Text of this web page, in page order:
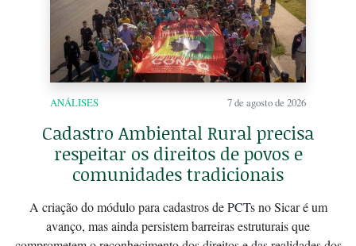
ANÁLISES 7 de agosto de 2026
Cadastro Ambiental Rural precisa
respeitar os direitos de povos e
comunidades tradicionais
A criação do módulo para cadastros de PCTs no Sicar é um
avanço, mas ainda persistem barreiras estruturais que